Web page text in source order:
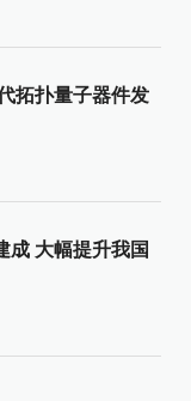
拓扑量子器件发
成 大幅提升我国